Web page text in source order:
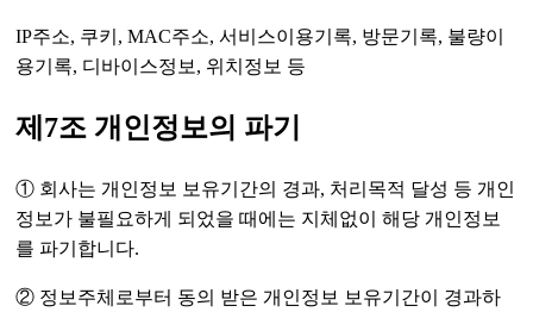
IP주소, 쿠키, MAC주소, 서비스이용기록, 방문기록, 불량이
용기록, 디바이스정보, 위치정보 등
제7조 개인정보의 파기
① 회사는 개인정보 보유기간의 경과, 처리목적 달성 등 개인
정보가 불필요하게 되었을 때에는 지체없이 해당 개인정보
를 파기합니다.
② 정보주체로부터 동의 받은 개인정보 보유기간이 경과하